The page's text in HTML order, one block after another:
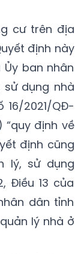
cư trên địa
định này
ban nhân
sử dụng nhà
16/2021/QĐ-
“quy định về
định cũng
lý, sử dụng
Điều 13 của
dân tỉnh
lý nhà ở